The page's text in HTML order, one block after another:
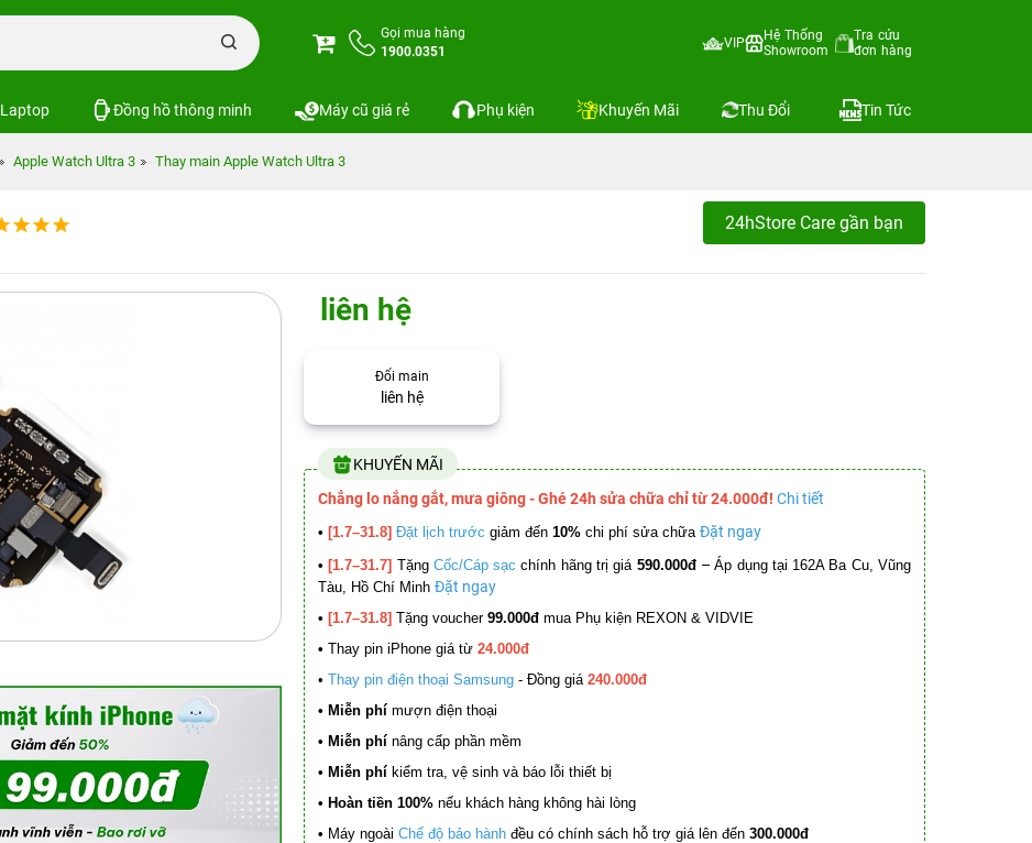
Gọi mua hàng
1900.0351
VIP
Hệ Thống
Showroom
Tra cứu
đơn hàng
Laptop Đồng hồ thông minh Máy cũ giá rẻ Phụ kiện Khuyến Mãi Thu Đổi Tin Tức
Apple Watch Ultra 3 Thay main Apple Watch Ultra 3
24hStore Care gần bạn
liên hệ
Đổi main
liên hệ
KHUYẾN MÃI
Chẳng lo nắng gắt, mưa giông - Ghé 24h sửa chữa chỉ từ 24.000đ! Chi tiết
• [1.7–31.8] Đặt lịch trước giảm đến 10% chi phí sửa chữa Đặt ngay
• [1.7–31.7] Tặng Cốc/Cáp sạc chính hãng trị giá 590.000đ –Áp dụng tại 162A Ba Cu, Vũng
Tàu, Hồ Chí Minh Đặt ngay
• [1.7–31.8] Tặng voucher 99.000đ mua Phụ kiện REXON & VIDVIE
• Thay pin iPhone giá từ 24.000đ
• Thay pin điện thoại Samsung - Đồng giá 240.000đ
• Miễn phí mượn điện thoại
• Miễn phí nâng cấp phần mềm
• Miễn phí kiểm tra, vệ sinh và báo lỗi thiết bị
• Hoàn tiền 100% nếu khách hàng không hài lòng
• Máy ngoài Chế độ bảo hành đều có chính sách hỗ trợ giá lên đến 300.000đ